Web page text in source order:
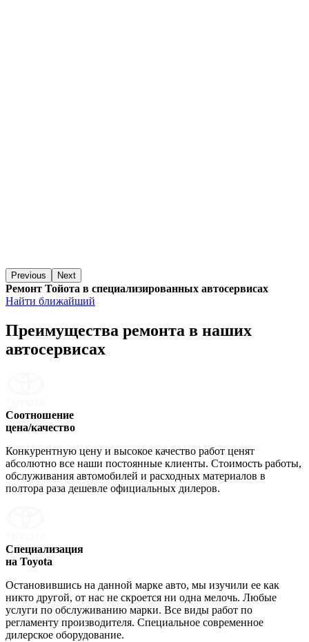
Previous Next
Ремонт Тойота в специализированных автосервисах
Найти ближайший
Преимущества ремонта в наших
автосервисах
Соотношение
цена/качество
Конкурентную цену и высокое качество работ ценят
абсолютно все наши постоянные клиенты. Стоимость работы,
обслуживания автомобилей и расходных материалов в
полтора раза дешевле официальных дилеров.
Специализация
на Toyota
Остановившись на данной марке авто, мы изучили ее как
никто другой, от нас не скроется ни одна мелочь. Любые
услуги по обслуживанию марки. Все виды работ по
регламенту производителя. Специальное современное
дилерское оборудование.